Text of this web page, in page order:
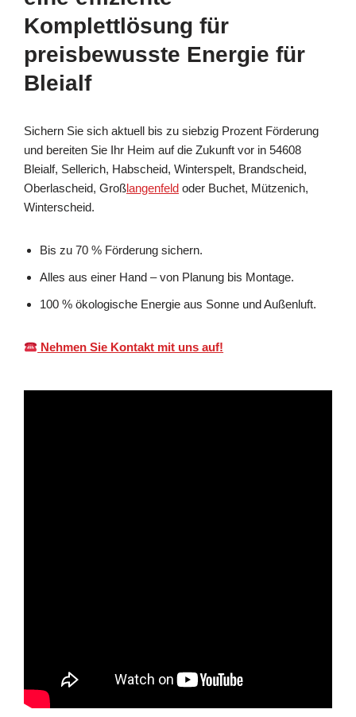
Komplettlösung für
preisbewusste Energie für
Bleialf
Sichern Sie sich aktuell bis zu siebzig Prozent Förderung
und bereiten Sie Ihr Heim auf die Zukunft vor in 54608
Bleialf, Sellerich, Habscheid, Winterspelt, Brandscheid,
Oberlascheid, Großlangenfeld oder Buchet, Mützenich,
Winterscheid.
Bis zu 70 % Förderung sichern.
Alles aus einer Hand – von Planung bis Montage.
100 % ökologische Energie aus Sonne und Außenluft.
Nehmen Sie Kontakt mit uns auf!